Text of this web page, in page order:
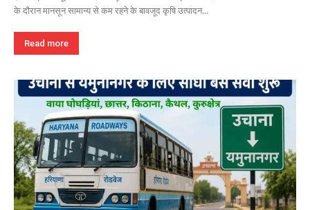
के दौरान मानसून सामान्य से कम रहने के बावजूद कृषि उत्पादन...
Read more